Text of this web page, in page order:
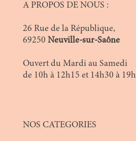
A PROPOS DE NOUS :
26 Rue de la République,
69250 Neuville-sur-Saône
Ouvert du Mardi au Samedi
de 10h à 12h15 et 14h30 à 19h
NOS CATEGORIES